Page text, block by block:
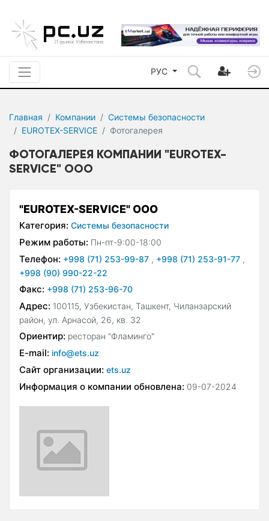
РУС
Главная Компании
Системы безопасности
EUROTEX-SERVICE
Фотогалерея
ФОТОГАЛЕРЕЯ КОМПАНИИ "EUROTEX-
SERVICE" ООО
"EUROTEX-SERVICE" ООО
Категория: Системы безопасности
Режим работы: Пн-пт-9:00-18:00
Телефон: +998 (71) 253-99-87 , +998 (71) 253-91-77 ,
+998 (90) 990-22-22
Факс: +998 (71) 253-96-70
Адрес: 100115, Узбекистан, Ташкент, Чиланзарский
район, ул. Арнасой, 26, кв. 32
Ориентир: ресторан "Фламинго"
E-mail: info@ets.uz
Сайт организации: ets.uz
Информация о компании обновлена: 09-07-2024